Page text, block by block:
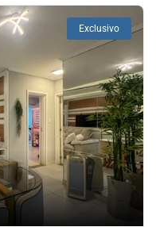
Exclusivo